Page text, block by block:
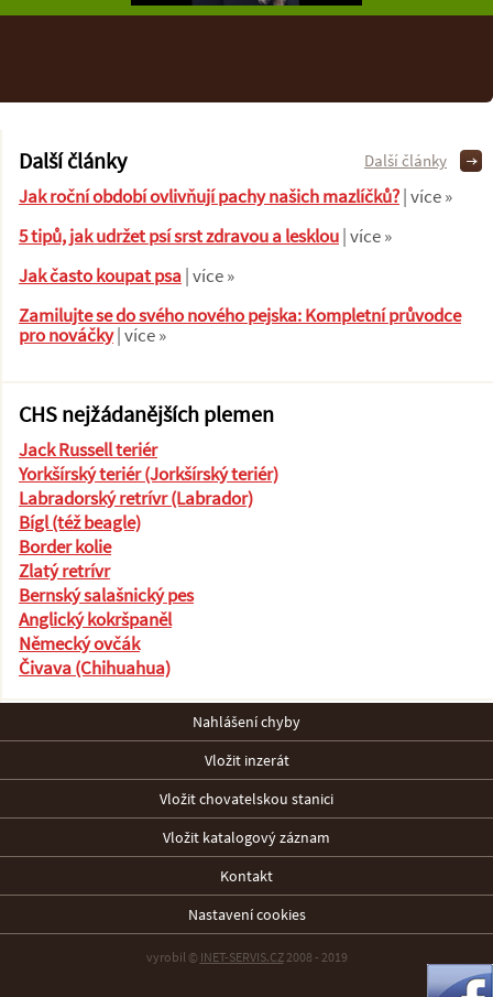
Další články
Jak roční období ovlivňují pachy našich mazlíčků?| více »
5 tipů, jak udržet psí srst zdravou a lesklou| více »
Jak často koupat psa| více »
Zamilujte se do svého nového pejska: Kompletní průvodce
pro nováčky| více »
Další články
CHS nejžádanějších plemen
Jack Russell teriér
Yorkšírský teriér (Jorkšírský teriér)
Labradorský retrívr (Labrador)
Bígl (též beagle)
Border kolie
Zlatý retrívr
Bernský salašnický pes
Anglický kokršpaněl
Německý ovčák
Čivava (Chihuahua)
Nahlášení chyby
Vložit inzerát
Vložit chovatelskou stanici
Vložit katalogový záznam
Kontakt
Nastavení cookies
vyrobil © INET-SERVIS.CZ2008 - 2019